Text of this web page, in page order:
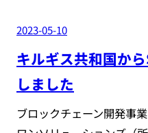
2023-05-10
キルギス共和国か
しました
ブロックチェーン開発事